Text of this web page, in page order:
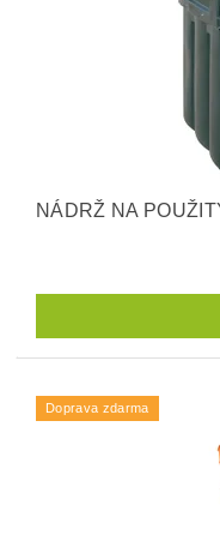
NÁDRŽ NA
Doprava zdarma